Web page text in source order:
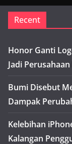
Recent
Honor Ganti
Jadi
Bumi Disebut
Dampak
Kelebihan
Kalangan